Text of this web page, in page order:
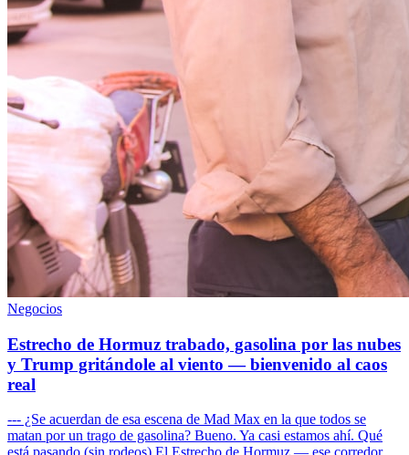
Negocios
Estrecho de Hormuz trabado, gasolina por las nubes
y Trump gritándole al viento — bienvenido al caos
real
--- ¿Se acuerdan de esa escena de Mad Max en la que todos se
matan por un trago de gasolina? Bueno. Ya casi estamos ahí. Qué